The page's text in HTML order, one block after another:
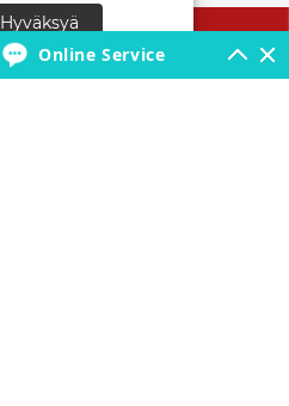

Hyväksyä
Online Service